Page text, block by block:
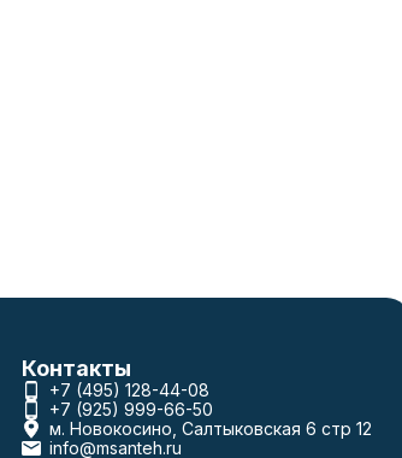
Контакты
+7 (495) 128-44-08
+7 (925) 999-66-50
м. Новокосино, Салтыковская 6 стр 12
info@msanteh.ru